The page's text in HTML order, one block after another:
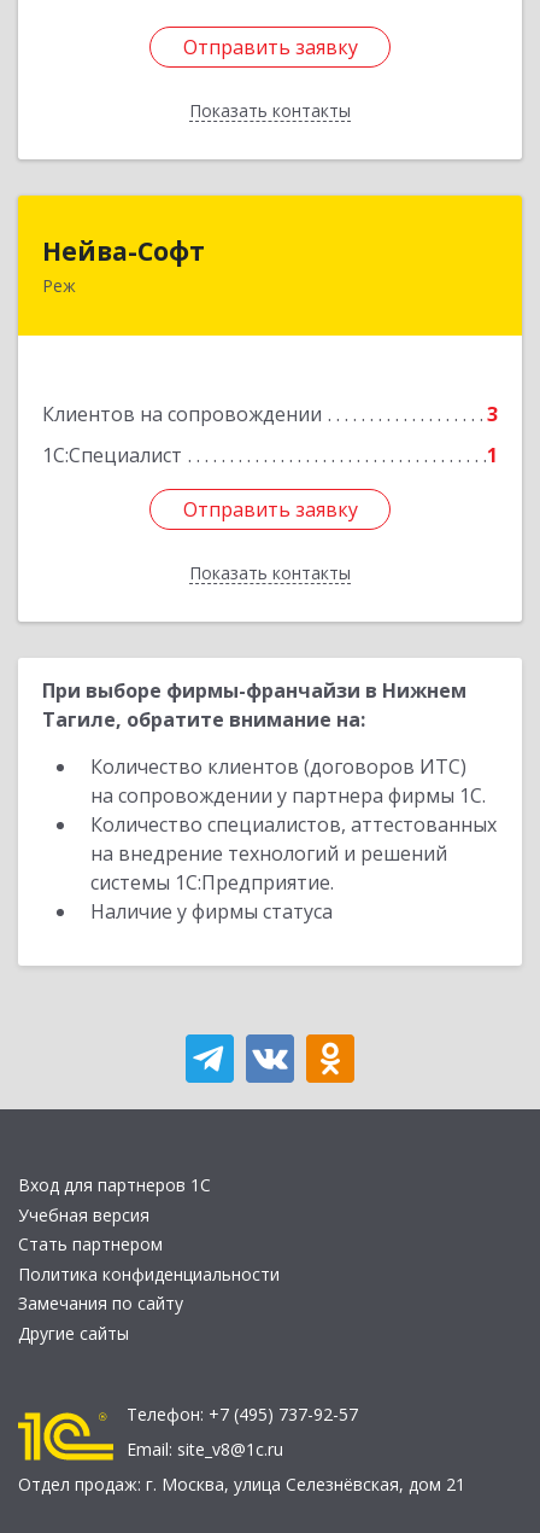
Отправить заявку
Показать контакты
Отправить заявку
Назад
Нейва-Софт
Реж
Клиентов на сопровождении
3
1С:Специалист
1
Отправить заявку
Показать контакты
623750, Свердловская обл, Режевской р-н, Реж
Отправить заявку
Назад
При выборе фирмы-франчайзи в Нижнем
Тагиле, обратите внимание на:
Количество клиентов (договоров ИТС)
на сопровождении у партнера фирмы 1С.
Количество специалистов, аттестованных
на внедрение технологий и решений
системы 1С:Предприятие.
Наличие у фирмы статуса
Вход для партнеров 1С
Учебная версия
Стать партнером
Политика конфиденциальности
Замечания по сайту
Другие сайты
Телефон: +7 (495) 737-92-57
Email: site_v8@1c.ru
Отдел продаж: г. Москва, улица Селезнёвская, дом 21